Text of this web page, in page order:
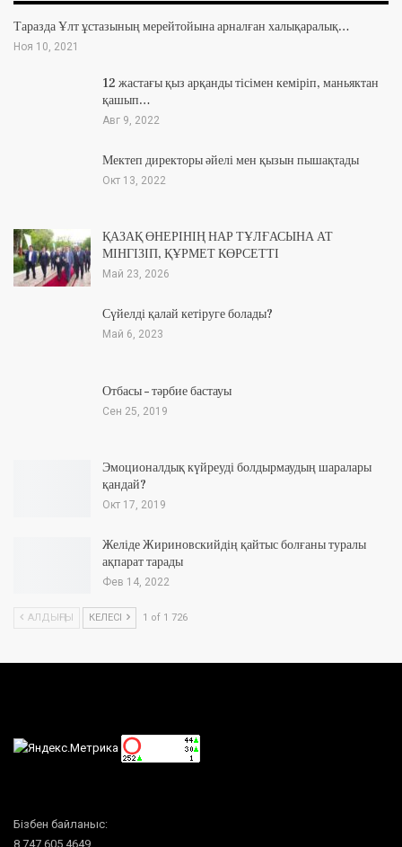
Таразда Ұлт ұстазының мерейтойына арналған халықаралық…
Ноя 10, 2021
12 жастағы қыз арқанды тісімен кеміріп, маньяктан
қашып…
Авг 9, 2022
Мектеп директоры әйелі мен қызын пышақтады
Окт 13, 2022
ҚАЗАҚ ӨНЕРІНІҢ НАР ТҰЛҒАСЫНА АТ
МІНГІЗІП, ҚҰРМЕТ КӨРСЕТТІ
Май 23, 2026
Сүйелді қалай кетіруге болады?
Май 6, 2023
Отбасы – тәрбие бастауы
Сен 25, 2019
Эмоционалдық күйреуді болдырмаудың шаралары
қандай?
Окт 17, 2019
Желіде Жириновскийдің қайтыс болғаны туралы
ақпарат тарады
Фев 14, 2022
АЛДЫҢҒЫ КЕЛЕСІ 1 of 1 726
Бізбен байланыс:
8 747 605 4649